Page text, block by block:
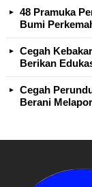
48 Pramuka
Bumi
Cegah
Berikan
Cegah
Berani